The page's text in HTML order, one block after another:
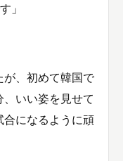
」
が、初めて韓国で
いい姿を見せて
合になるように頑